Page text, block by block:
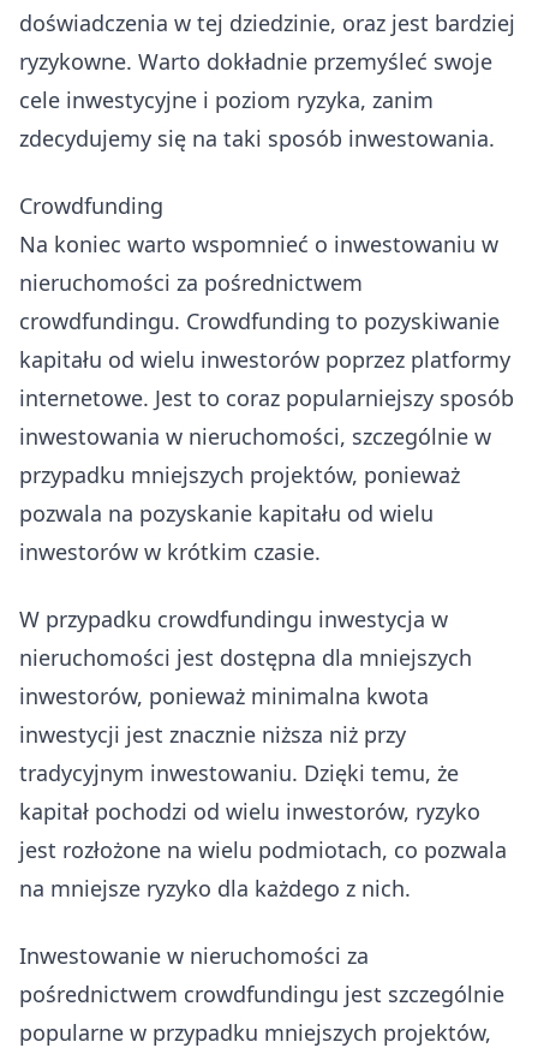
doświadczenia w tej dziedzinie, oraz jest bardziej
ryzykowne. Warto dokładnie przemyśleć swoje
cele inwestycyjne i poziom ryzyka, zanim
zdecydujemy się na taki sposób inwestowania.
Crowdfunding
Na koniec warto wspomnieć o inwestowaniu w
nieruchomości za pośrednictwem
crowdfundingu. Crowdfunding to pozyskiwanie
kapitału od wielu inwestorów poprzez platformy
internetowe. Jest to coraz popularniejszy sposób
inwestowania w nieruchomości, szczególnie w
przypadku mniejszych projektów, ponieważ
pozwala na pozyskanie kapitału od wielu
inwestorów w krótkim czasie.
W przypadku crowdfundingu inwestycja w
nieruchomości jest dostępna dla mniejszych
inwestorów, ponieważ minimalna kwota
inwestycji jest znacznie niższa niż przy
tradycyjnym inwestowaniu. Dzięki temu, że
kapitał pochodzi od wielu inwestorów, ryzyko
jest rozłożone na wielu podmiotach, co pozwala
na mniejsze ryzyko dla każdego z nich.
Inwestowanie w nieruchomości za
pośrednictwem crowdfundingu jest szczególnie
popularne w przypadku mniejszych projektów,